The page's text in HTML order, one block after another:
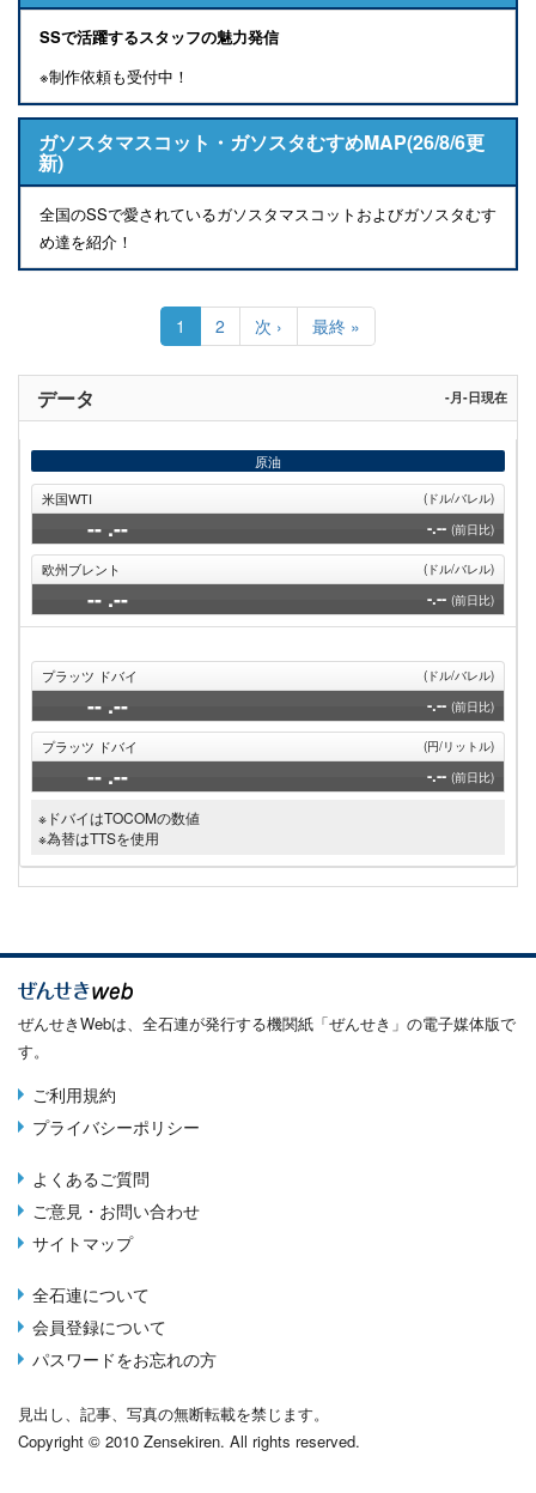
SSで活躍するスタッフの魅力発信
※制作依頼も受付中！
ガソスタマスコット・ガソスタむすめMAP(26/8/6更
新)
全国のSSで愛されているガソスタマスコットおよびガソスタむす
め達を紹介！
送
り
カ
レ
ン
ペ
1 Page
2
次
ペ
ー
次 ›
最
終
ペ
ジ
最終 »
データ -月-日現在
原油
米国WTI
(ドル/バレル)
-- .-- -.-- (前日比)
欧州ブレント (ドル/バレル)
-- .-- -.-- (前日比)
プラッツ ドバイ (ドル/バレル)
-- .-- -.-- (前日比)
プラッツ ドバイ (円/リットル)
-- .-- -.-- (前日比)
※ドバイはTOCOMの数値
※為替はTTSを使用
ぜんせきWebは、全石連が発行する機関紙「ぜんせき」の電子媒体版で
す。
Terms
menu
ご利用規約
プライバシーポリシー
Footer
menu
よくあるご質問
ご意見・お問い合わせ
サイトマップ
About
menu
全石連について
会員登録について
パスワードをお忘れの方
見出し、記事、写真の無断転載を禁じます。
Copyright © 2010 Zensekiren. All rights reserved.